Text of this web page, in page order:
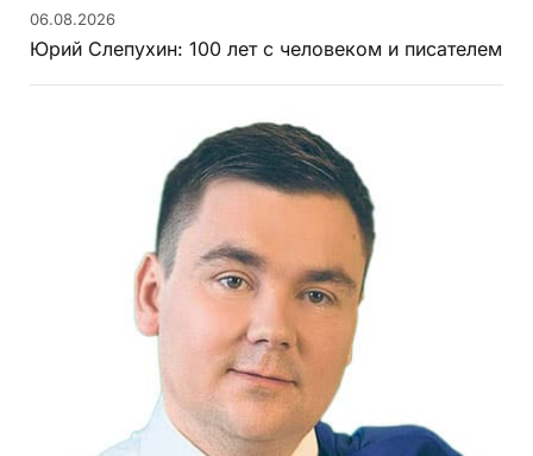
06.08.2026
Юрий Слепухин: 100 лет с человеком и писателем